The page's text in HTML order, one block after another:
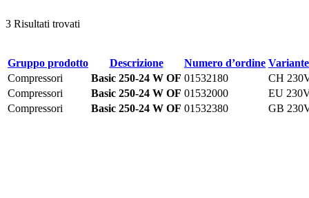
3 Risultati trovati
Gruppo prodotto Descrizione Numero d’ordine
Compressori
Basic 250-24 W OF 01532180
CH
Compressori
Basic 250-24 W OF 01532000
EU
Compressori
Basic 250-24 W OF 01532380 GB